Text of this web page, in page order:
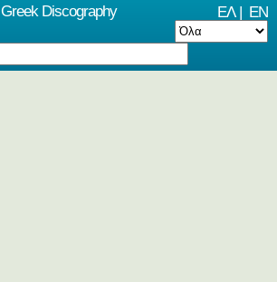
ΕΛ| EN
Greek Discography